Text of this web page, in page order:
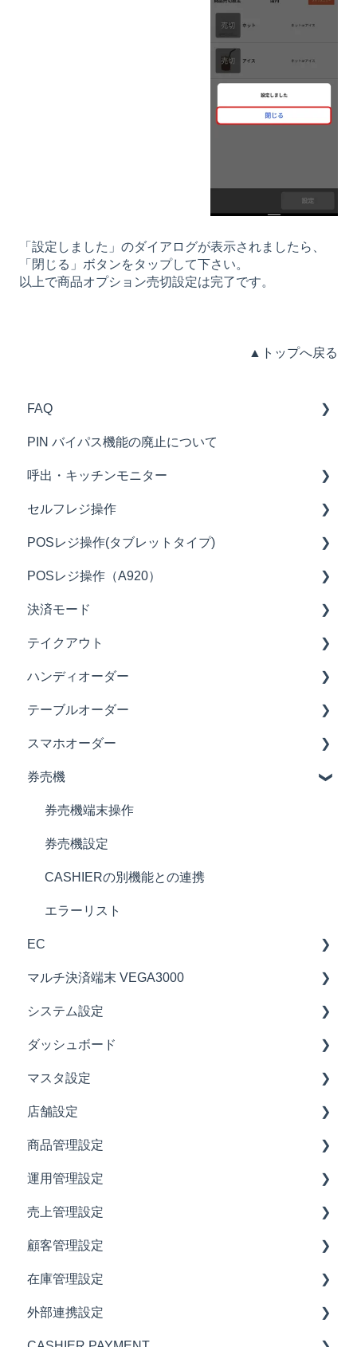
「設定しました」のダイアログが表示されましたら、
「閉じる」ボタンをタップして下さい。
以上で商品オプション売切設定は完了です。
▲トップへ戻る
FAQ
ロール紙の交換方法
CASHIERの操作に困ったとき
FAQ（クライアント管理画面）
FAQ（POSチャネル）
FAQ（ハンディオーダーチャネル）
FAQ（テーブルオーダーチャネル）
FAQ（券売機チャネル）
FAQ（リテールチャネル）
FAQ（テイクアウトチャネル）
FAQ（スマホオーダーチャネル）
FAQ（スマホオーダー事前決済チャネル）
PIN バイパス機能の廃止について
呼出・キッチンモニター
呼出モニター（掲示用）・キッチンモニター
セルフレジ操作
基本操作
点検・精算
POSレジ操作(タブレットタイプ)
基本操作
売上モード
売上モード（Cash on）
外部連携決済
精算・点検
取消方法
在庫管理
端末設定
POSレジ操作（A920）
基本操作
売上モード
マイナスモード
精算・点検モード
レシート/領収書の再発行・入出金
端末設定
在庫管理
決済モード
決済モード
テイクアウト
テイクアウト設定
ハンディオーダー
ハンディオーダー端末操作
ハンディオーダー設定
テーブルオーダー
テーブルオーダー端末
テーブルオーダー設定
スマホオーダー
スマホオーダー端末
スマホオーダー設定
券売機
券売機端末操作
券売機設定
CASHIERの別機能との連携
エラーリスト
EC
販売チャネル-EC
マルチ決済端末 VEGA3000
接続方法
クレジット決済
システム設定
担当者一覧
POS全体設定
その他決済方法設定
客層設定
ロール設定
CSVダウンロード設定
締日・締月設定
ダッシュボード
ダッシュボード
マスタ設定
商品カテゴリ
大分類
中分類
小分類
品番
仕入先（発注・仕入先）
メディアコンテンツ
店舗設定
店舗マスタ
インボイス制度対応
販売チャネル-リテール
販売チャネル-スマホオーダー(事前決済)
販売チャネル-POS
商品管理設定
商品リスト
販売リスト
プラン・コース
商品オプション
注文メモ
運用管理設定
注文管理
注文数管理
商品状態設定
商品オプション状態設定
売上管理設定
店舗別
販売チャネル別
客層別
顧客管理設定
顧客
ポイント設定
在庫管理設定
在庫管理機能
外部連携設定